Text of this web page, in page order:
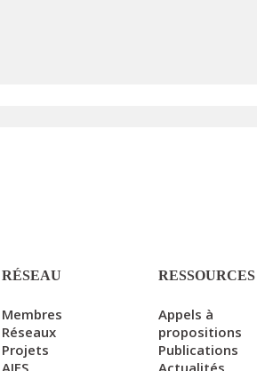
RÉSEAU
Membres
Réseaux
Projets
AIFS
RESSOURCES
Appels à
propositions
Publications
Actualités